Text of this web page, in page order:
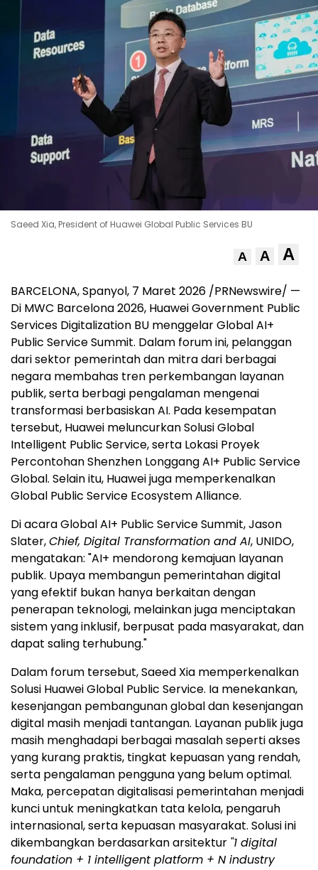
Saeed Xia, President of Huawei Global Public Services BU
A A A
BARCELONA, Spanyol, 7 Maret 2026 /PRNewswire/ —
Di MWC Barcelona 2026, Huawei Government Public
Services Digitalization BU menggelar Global AI+
Public Service Summit. Dalam forum ini, pelanggan
dari sektor pemerintah dan mitra dari berbagai
negara membahas tren perkembangan layanan
publik, serta berbagi pengalaman mengenai
transformasi berbasiskan AI. Pada kesempatan
tersebut, Huawei meluncurkan Solusi Global
Intelligent Public Service, serta Lokasi Proyek
Percontohan Shenzhen Longgang AI+ Public Service
Global. Selain itu, Huawei juga memperkenalkan
Global Public Service Ecosystem Alliance.
Di acara Global AI+ Public Service Summit, Jason
Slater,Chief, Digital Transformation and AI, UNIDO,
mengatakan: "AI+ mendorong kemajuan layanan
publik. Upaya membangun pemerintahan digital
yang efektif bukan hanya berkaitan dengan
penerapan teknologi, melainkan juga menciptakan
sistem yang inklusif, berpusat pada masyarakat, dan
dapat saling terhubung."
Dalam forum tersebut, Saeed Xia memperkenalkan
Solusi Huawei Global Public Service. Ia menekankan,
kesenjangan pembangunan global dan kesenjangan
digital masih menjadi tantangan. Layanan publik juga
masih menghadapi berbagai masalah seperti akses
yang kurang praktis, tingkat kepuasan yang rendah,
serta pengalaman pengguna yang belum optimal.
Maka, percepatan digitalisasi pemerintahan menjadi
kunci untuk meningkatkan tata kelola, pengaruh
internasional, serta kepuasan masyarakat. Solusi ini
dikembangkan berdasarkan arsitektur "1 digital
foundation + 1 intelligent platform + N industry